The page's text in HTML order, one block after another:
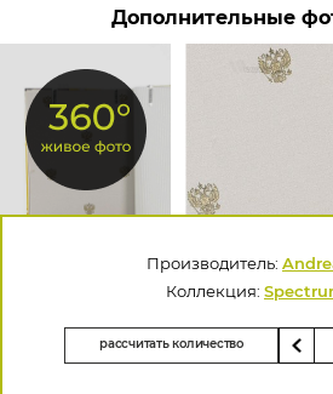
Дополнительные
Производитель:
Коллекция:
рассчитать количество